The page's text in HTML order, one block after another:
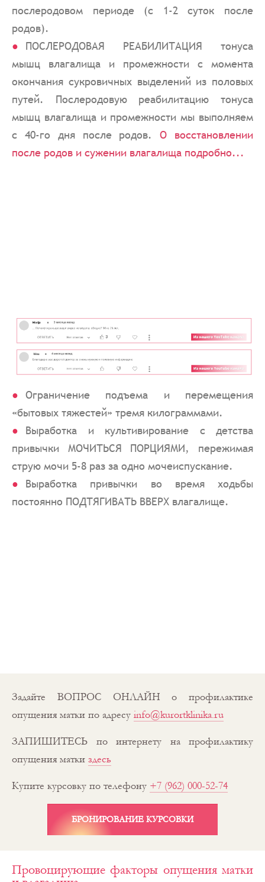
послеродовом периоде (с 1-2 суток после
родов).
ПОСЛЕРОДОВАЯ РЕАБИЛИТАЦИЯ тонуса
мышц влагалища и промежности с момента
окончания сукровичных выделений из половых
путей. Послеродовую реабилитацию тонуса
мышц влагалища и промежности мы выполняем
с 40-го дня после родов.О восстановлении
после родов и сужении влагалища подробно...
Ограничение подъема и перемещения
«бытовых тяжестей» тремя килограммами.
Выработка и культивирование с детства
привычки МОЧИТЬСЯ ПОРЦИЯМИ, пережимая
струю мочи 5-8 раз за одно мочеиспускание.
Выработка привычки во время ходьбы
постоянно ПОДТЯГИВАТЬ ВВЕРХ влагалище.
Задайте ВОПРОС ОНЛАЙН о профилактике
опущения матки по адресу info@kurortklinika.ru
ЗАПИШИТЕСЬ по интернету на профилактику
опущения матки здесь
Купите курсовку по телефону +7 (962) 000-52-74
БРОНИРОВАНИЕ КУРСОВКИ
Провоцирующие факторы опущения матки